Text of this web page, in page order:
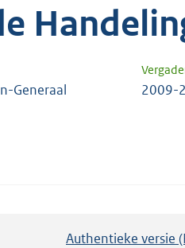
Generaal 2009-
Authentieke versie